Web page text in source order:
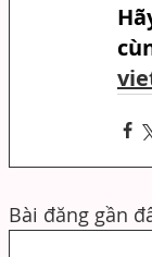
Bài đăng gần